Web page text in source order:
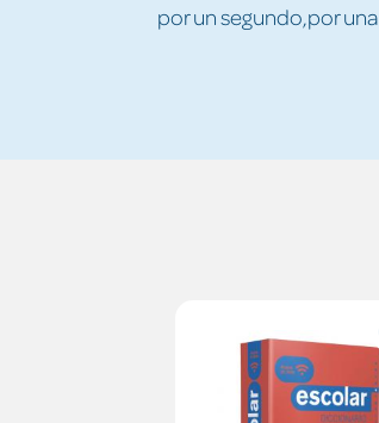
por un segundo,por